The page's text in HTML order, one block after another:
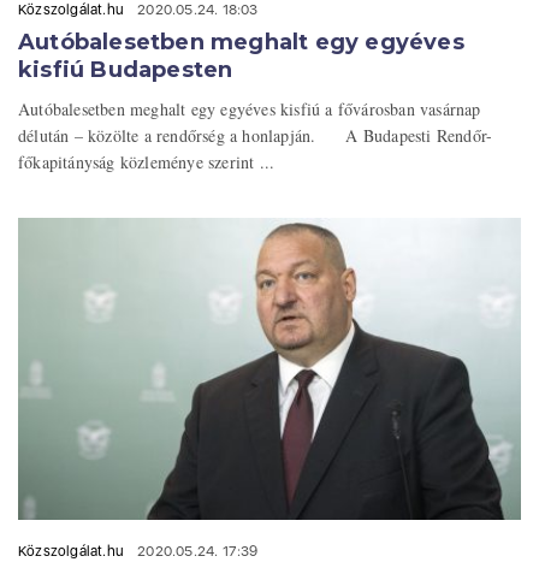
Közszolgálat.hu 2020.05.24. 18:03
Autóbalesetben meghalt egy egyéves
kisfiú Budapesten
Autóbalesetben meghalt egy egyéves kisfiú a fővárosban vasárnap
délután – közölte a rendőrség a honlapján. A Budapesti Rendőr-
főkapitányság közleménye szerint ...
Közszolgálat.hu 2020.05.24. 17:39